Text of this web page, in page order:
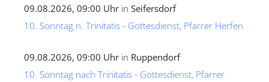
09.08.2026, 09:00 Uhr in Seifersdorf
10. Sonntag n. Trinitatis - Gottesdienst, Pfarrer Herfen
09.08.2026, 09:00 Uhr in Ruppendorf
10. Sonntag nach Trinitatis - Gottesdienst, Pfarrer